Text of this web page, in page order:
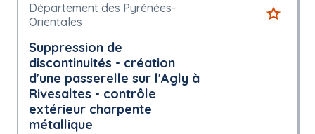
Département des Pyrénées-
Orientales
Suppression de
discontinuités - création
d'une passerelle sur l'Agly à
Rivesaltes - contrôle
extérieur charpente
métallique